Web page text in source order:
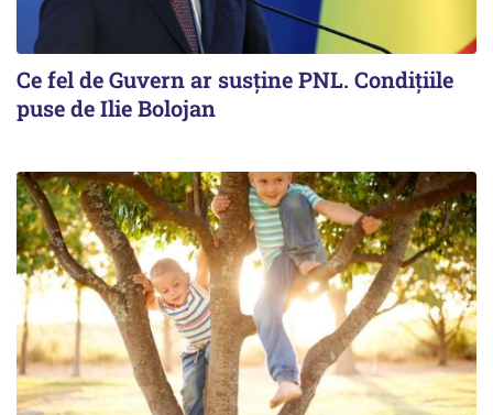
Ce fel de Guvern ar susține PNL. Condițiile
puse de Ilie Bolojan